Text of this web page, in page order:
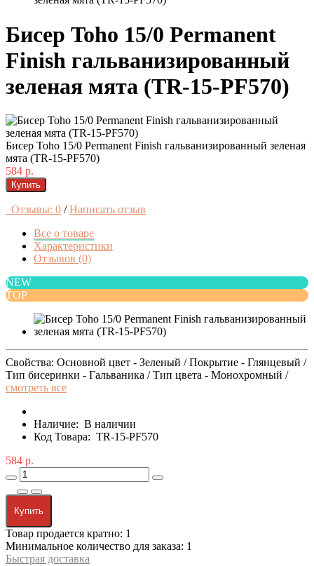
Бисер Toho 15/0 Permanent
Finish гальванизированный
зеленая мята (TR-15-PF570)
Бисер Toho 15/0 Permanent Finish гальванизированный зеленая
мята (TR-15-PF570)
584 р.
Купить
Отзывы: 0 / Написать отзыв
Все о товаре
Характеристики
Отзывов (0)
NEW
TOP
Свойства: Основной цвет - Зеленый / Покрытие - Глянцевый /
Тип бисеринки - Гальваника / Тип цвета - Монохромный /
смотреть все
Наличие: В наличии
Код Товара: TR-15-PF570
584 р.
Купить
Товар продается кратно: 1
Минимальное количество для заказа: 1
Быстрая доставка